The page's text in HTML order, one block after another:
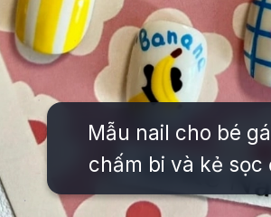
Mẫu nail cho bé
chấm bi và kẻ sọc